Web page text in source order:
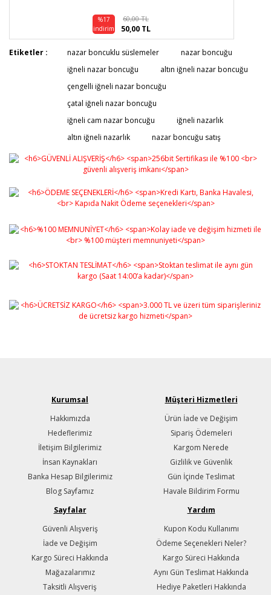
%17
indirim
60,00 TL
50,00 TL
Etiketler : nazar boncuklu süslemeler
nazar boncuğu
iğneli nazar boncuğu
altın iğneli nazar boncuğu
çengelli iğneli nazar boncuğu
çatal iğneli nazar boncuğu
iğneli cam nazar boncuğu
iğneli nazarlık
altın iğneli nazarlık
nazar boncuğu satış
Kurumsal
Hakkımızda
Hedeflerimiz
İletişim Bilgilerimiz
İnsan Kaynakları
Banka Hesap Bilgilerimiz
Blog Sayfamız
Müşteri Hizmetleri
Ürün İade ve Değişim
Sipariş Ödemeleri
Kargom Nerede
Gizlilik ve Güvenlik
Gün İçinde Teslimat
Havale Bildirim Formu
Sayfalar
Güvenli Alışveriş
İade ve Değişim
Kargo Süreci Hakkında
Mağazalarımız
Taksitli Alışveriş
Yardım
Kupon Kodu Kullanımı
Ödeme Seçenekleri Neler?
Kargo Süreci Hakkında
Aynı Gün Teslimat Hakkında
Hediye Paketleri Hakkında